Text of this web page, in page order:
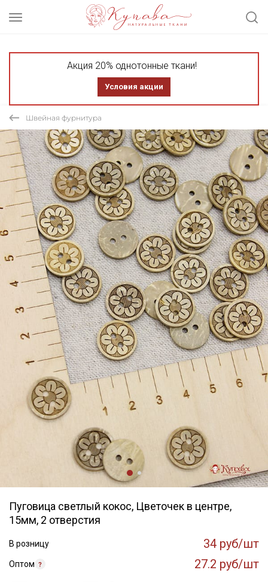
Акция 20% однотонные ткани!
Условия акции
Швейная фурнитура
Пуговица светлый кокос, Цветочек в центре,
15мм, 2 отверстия
В розницу 34 руб/шт
Оптом 27.2 руб/шт